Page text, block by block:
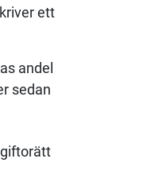
ett
andel
sedan